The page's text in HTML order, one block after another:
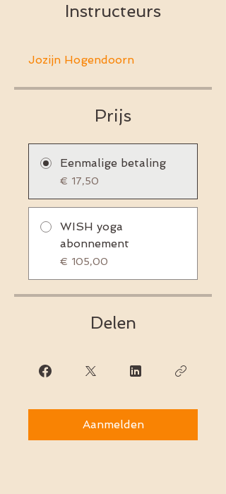
Instructeurs
Jozijn Hogendoorn
Prijs
Eenmalige betaling
€ 17,50
WISH yoga
abonnement
€ 105,00
Delen
Aanmelden